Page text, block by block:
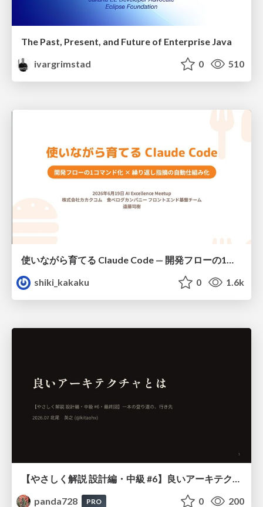
The Past, Present, and Future of Enterprise Java
ivargrimstad
0 510
使いながら育てる Claude Code — 開発フローの1コマンド化 × 繰り返し指摘の自動仕組み化
shiki_kakaku
0 1.6k
panda728
PRO 0 200